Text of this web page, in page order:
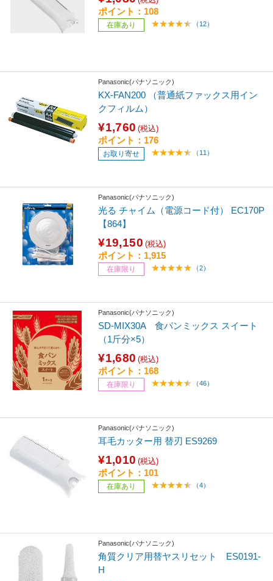
ポイント：108
在庫あり （12）
Panasonic(パナソニック)
KX-FAN200 （普通紙ファックス用イン
クフィルム）
¥1,760 (税込)
ポイント：176
お取り寄せ （11）
Panasonic(パナソニック)
光る チャイム（電源コード付） EC170P
【864】
¥19,150 (税込)
ポイント：1,915
在庫限り （2）
Panasonic(パナソニック)
SD-MIX30A 食パンミックス スイート
（1斤分×5）
¥1,680 (税込)
ポイント：168
在庫限り （46）
Panasonic(パナソニック)
耳毛カッター用 替刃 ES9269
¥1,010 (税込)
ポイント：101
在庫あり （4）
Panasonic(パナソニック)
角質クリア用替ヤスリセット ES0191-
H